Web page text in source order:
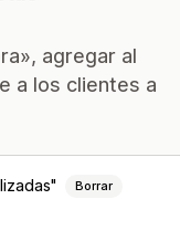
agregar al
a los clientes a
Borrar